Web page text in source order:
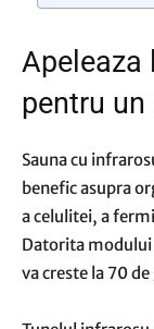
Apeleaza
pentru
Sauna cu
benefic asupra
a celulitei, a
Datorita
va creste la 70